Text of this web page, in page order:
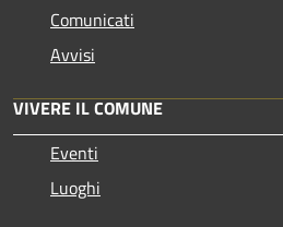
Comunicati
Avvisi
VIVERE IL COMUNE
Eventi
Luoghi